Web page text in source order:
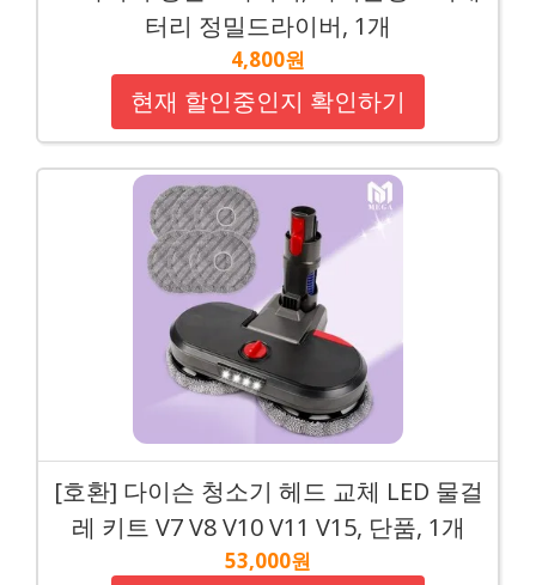
터리 정밀드라이버, 1개
4,800원
현재 할인중인지 확인하기
[호환] 다이슨 청소기 헤드 교체 LED 물걸
레 키트 V7 V8 V10 V11 V15, 단품, 1개
53,000원